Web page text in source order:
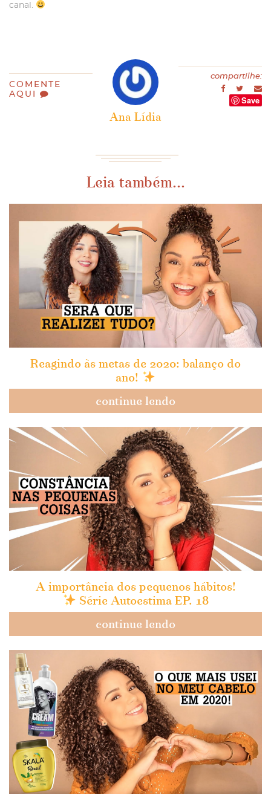
canal.
COMENTE
AQUI
Ana Lídia
compartilhe:
Save
Leia também...
Reagindo às metas de 2020: balanço do
ano!
continue lendo
A importância dos pequenos hábitos!
Série Autoestima EP. 18
continue lendo